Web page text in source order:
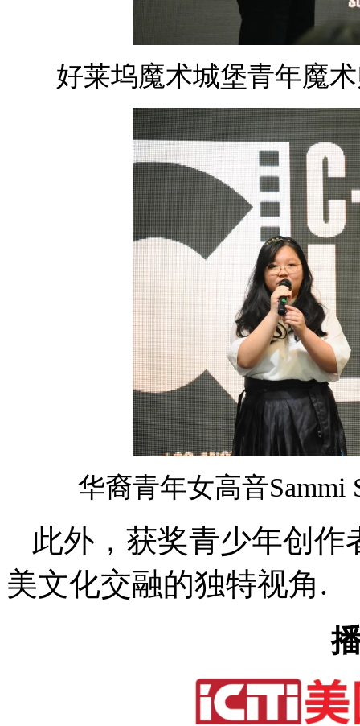
好莱坞魔术城堡青年魔
华裔青年女高音
此外，获奖青少年创
美文化交融的独特视角.